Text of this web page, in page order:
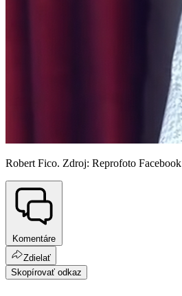
Robert Fico. Zdroj: Reprofoto Facebook
Komentáre
Zdielať
Skopírovať odkaz